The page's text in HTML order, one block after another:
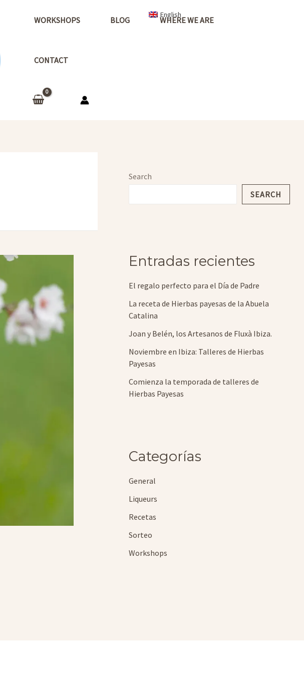
WORKSHOPS BLOG WHERE WE ARE
CONTACT
Search
SEARCH
Entradas recientes
El regalo perfecto para el Día de Padre
La receta de Hierbas payesas de la Abuela
Catalina
Joan y Belén, los Artesanos de Fluxà Ibiza.
Noviembre en Ibiza: Talleres de Hierbas
Payesas
Comienza la temporada de talleres de
Hierbas Payesas
Categorías
General
Liqueurs
Recetas
Sorteo
Workshops
English